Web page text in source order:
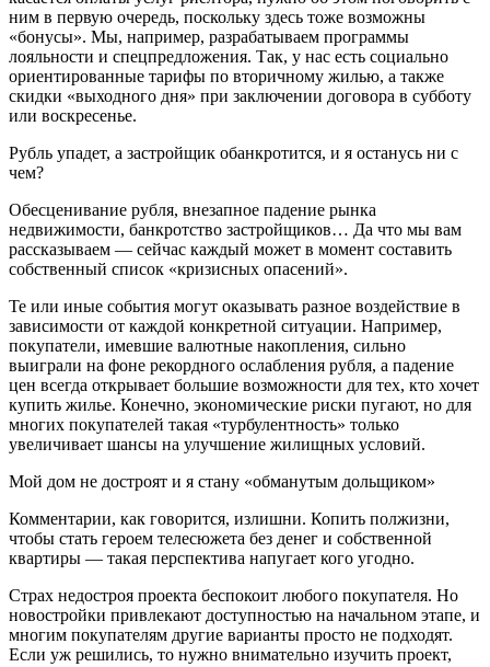
ним в первую очередь, поскольку здесь тоже возможны
«бонусы». Мы, например, разрабатываем программы
лояльности и спецпредложения. Так, у нас есть социально
ориентированные тарифы по вторичному жилью, а также
скидки «выходного дня» при заключении договора в субботу
или воскресенье.
Рубль упадет, а застройщик обанкротится, и я останусь ни с
чем?
Обесценивание рубля, внезапное падение рынка
недвижимости, банкротство застройщиков… Да что мы вам
рассказываем — сейчас каждый может в момент составить
собственный список «кризисных опасений».
Те или иные события могут оказывать разное воздействие в
зависимости от каждой конкретной ситуации. Например,
покупатели, имевшие валютные накопления, сильно
выиграли на фоне рекордного ослабления рубля, а падение
цен всегда открывает большие возможности для тех, кто хочет
купить жилье. Конечно, экономические риски пугают, но для
многих покупателей такая «турбулентность» только
увеличивает шансы на улучшение жилищных условий.
Мой дом не достроят и я стану «обманутым дольщиком»
Комментарии, как говорится, излишни. Копить полжизни,
чтобы стать героем телесюжета без денег и собственной
квартиры — такая перспектива напугает кого угодно.
Страх недостроя проекта беспокоит любого покупателя. Но
новостройки привлекают доступностью на начальном этапе, и
многим покупателям другие варианты просто не подходят.
Если уж решились, то нужно внимательно изучить проект,